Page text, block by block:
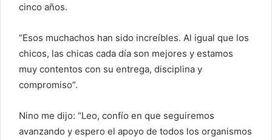
cinco años.
“Esos muchachos han sido increíbles. Al igual que los
chicos, las chicas cada día son mejores y estamos
muy contentos con su entrega, disciplina y
compromiso”.
Nino me dijo: “Leo, confío en que seguiremos
avanzando y espero el apoyo de todos los organismos